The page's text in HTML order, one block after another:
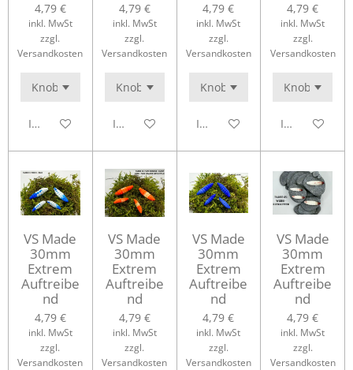
4,79 €
inkl. MwSt
zzgl.
Versandkosten
In den Warenkorb
4,79 €
inkl. MwSt
zzgl.
Versandkosten
In den Warenkorb
4,79 €
inkl. MwSt
zzgl.
Versandkosten
In den Warenkorb
4,79 €
inkl. MwSt
zzgl.
Versandkosten
In den
VS Made
30mm
Extrem
Auftreibe
nd
4,79 €
inkl. MwSt
zzgl.
Versandkosten
VS Made
30mm
Extrem
Auftreibe
nd
4,79 €
inkl. MwSt
zzgl.
Versandkosten
VS Made
30mm
Extrem
Auftreibe
nd
4,79 €
inkl. MwSt
zzgl.
Versandkosten
VS Made
30mm
Extrem
Auftreibe
nd
4,79 €
inkl. MwSt
zzgl.
Versandkosten